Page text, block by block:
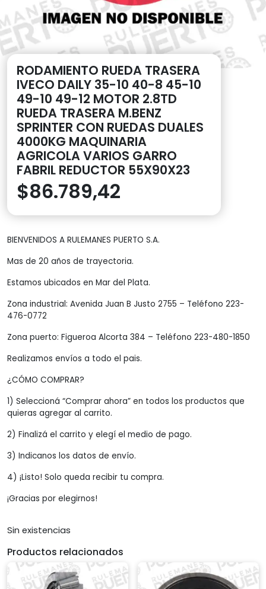
RODAMIENTO RUEDA TRASERA
IVECO DAILY 35-10 40-8 45-10
49-10 49-12 MOTOR 2.8TD
RUEDA TRASERA M.BENZ
SPRINTER CON RUEDAS DUALES
4000KG MAQUINARIA
AGRICOLA VARIOS GARRO
FABRIL REDUCTOR 55X90X23
$86.789,42
BIENVENIDOS A RULEMANES PUERTO S.A.
Mas de 20 años de trayectoria.
Estamos ubicados en Mar del Plata.
Zona industrial: Avenida Juan B Justo 2755 – Teléfono 223-
476-0772
Zona puerto: Figueroa Alcorta 384 – Teléfono 223-480-1850
Realizamos envíos a todo el pais.
¿CÓMO COMPRAR?
1) Seleccioná “Comprar ahora” en todos los productos que
quieras agregar al carrito.
2) Finalizá el carrito y elegí el medio de pago.
3) Indicanos los datos de envío.
4) ¡Listo! Solo queda recibir tu compra.
¡Gracias por elegirnos!
Sin existencias
Productos relacionados